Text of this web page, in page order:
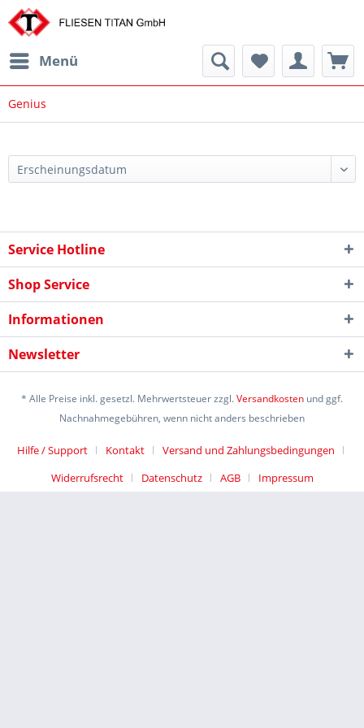
Menü
Genius
Service Hotline
Shop Service
Informationen
Newsletter
* Alle Preise inkl. gesetzl. Mehrwertsteuer zzgl.Versandkosten und ggf.
Nachnahmegebühren, wenn nicht anders beschrieben
Hilfe / Support Kontakt
Versand und Zahlungsbedingungen
Widerrufsrecht
Datenschutz AGB Impressum